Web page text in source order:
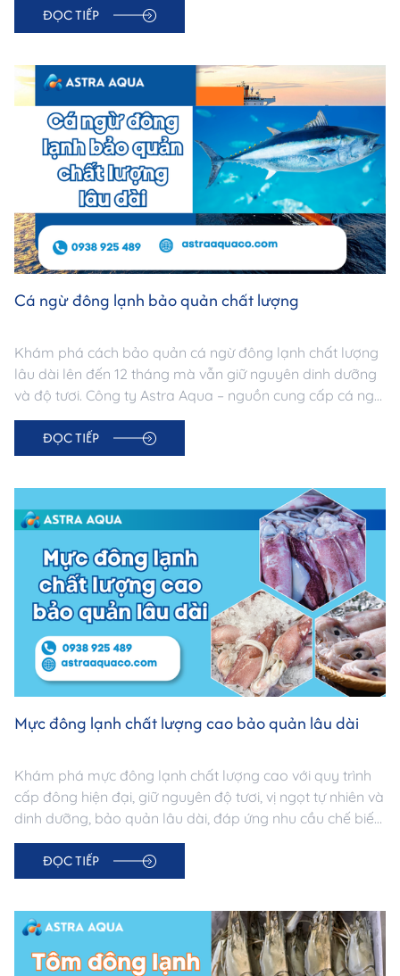
ĐỌC TIẾP
Cá ngừ đông lạnh bảo quản chất lượng
Khám phá cách bảo quản cá ngừ đông lạnh chất lượng
lâu dài lên đến 12 tháng mà vẫn giữ nguyên dinh dưỡng
và độ tươi. Công ty Astra Aqua – nguồn cung cấp cá ngừ
đông lạnh uy tín tại TP.HCM, đạt chuẩn xuất khẩu.
ĐỌC TIẾP
Mực đông lạnh chất lượng cao bảo quản lâu dài
Khám phá mực đông lạnh chất lượng cao với quy trình
cấp đông hiện đại, giữ nguyên độ tươi, vị ngọt tự nhiên và
dinh dưỡng, bảo quản lâu dài, đáp ứng nhu cầu chế biến
đa dạng cho mọi bữa ăn.
ĐỌC TIẾP